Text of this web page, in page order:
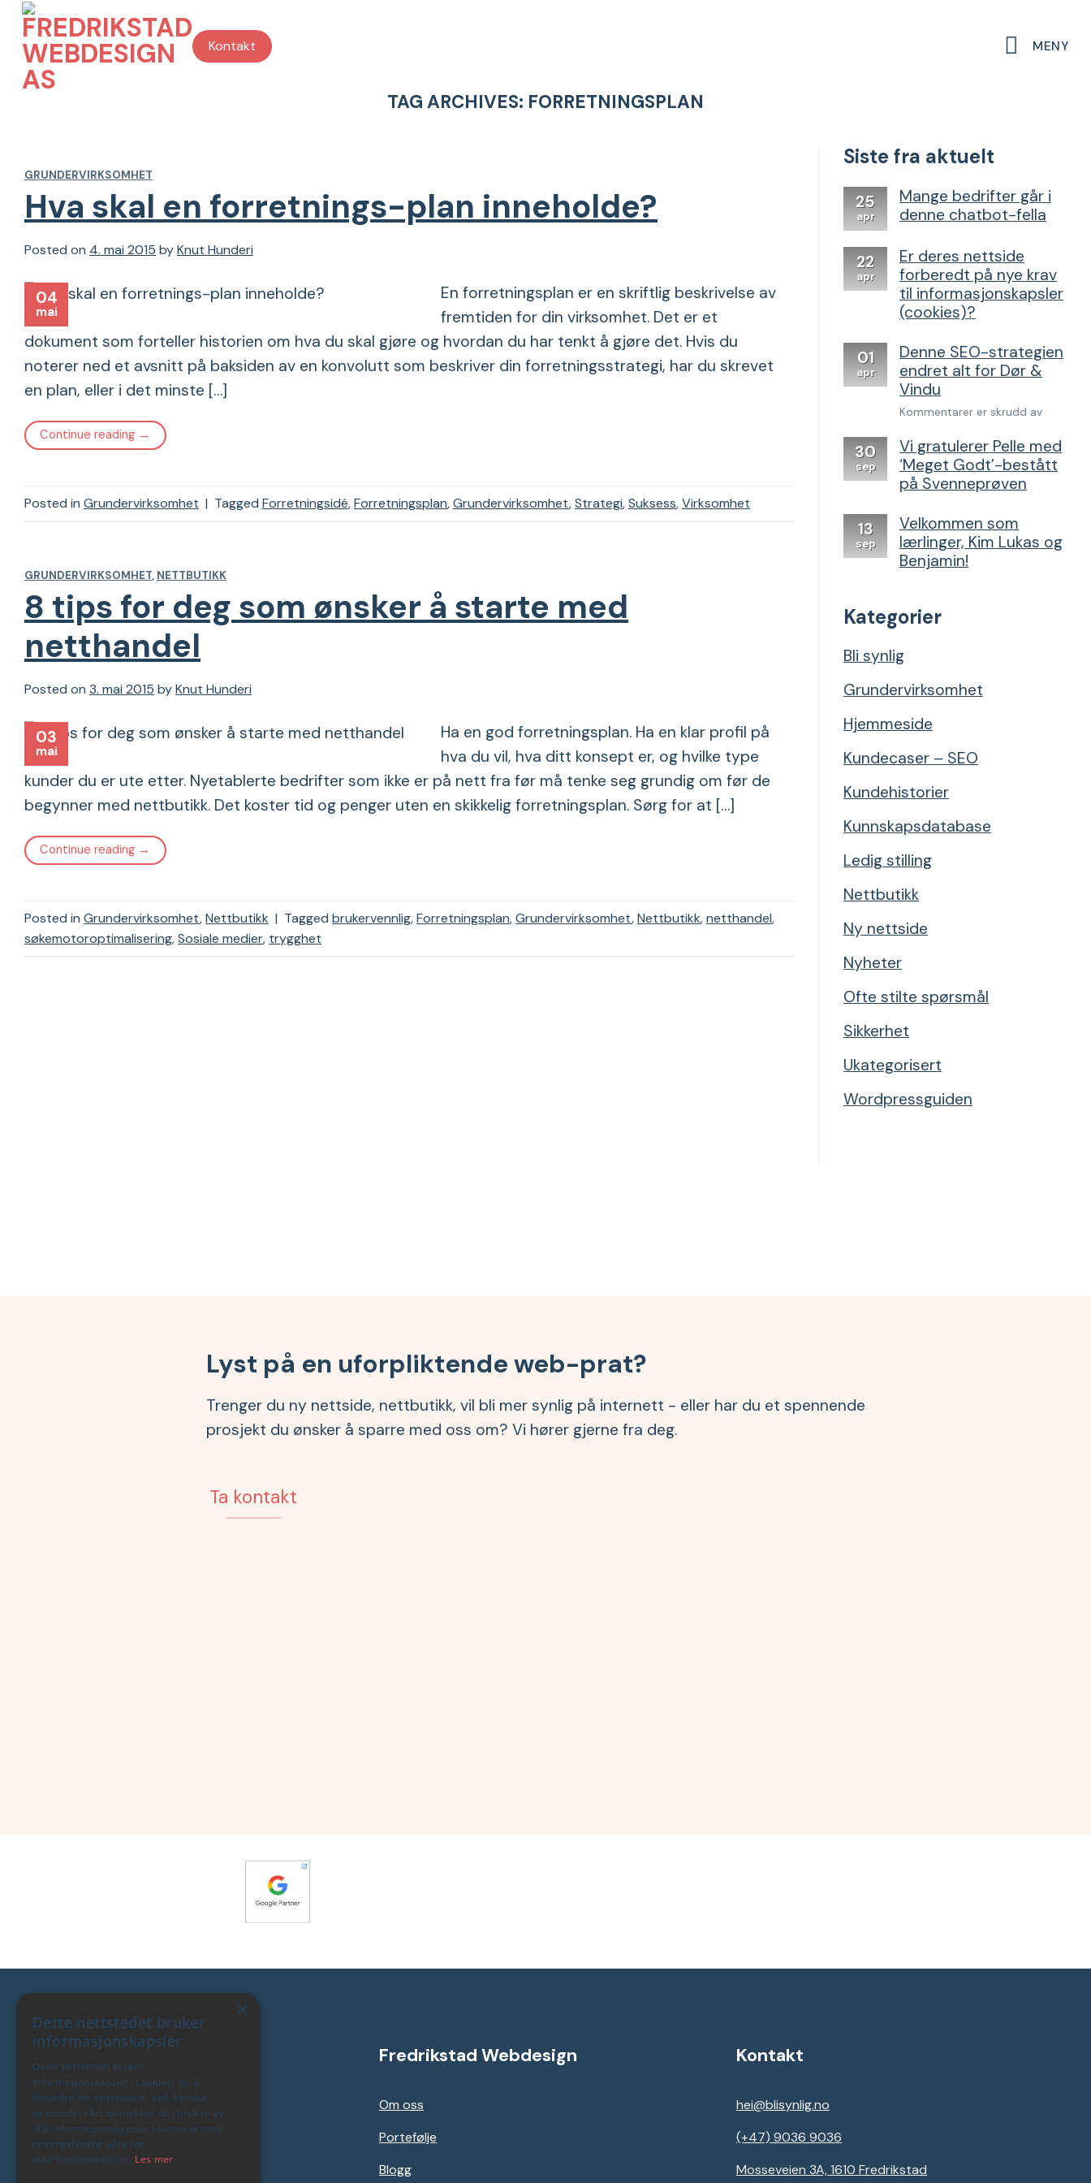
Skip
content
Kontakt MENY
TAG ARCHIVES: FORRETNINGSPLAN
GRUNDERVIRKSOMHET
Hva skal en forretnings-plan inneholde?
Posted on 4. mai 2015 byKnut Hunderi
04
mai
En forretningsplan er en skriftlig beskrivelse av
fremtiden for din virksomhet. Det er et
dokument som forteller historien om hva du skal gjøre og hvordan du har tenkt å gjøre det. Hvis du
noterer ned et avsnitt på baksiden av en konvolutt som beskriver din forretningsstrategi, har du skrevet
en plan, eller i det minste […]
Continue reading →
Posted in Grundervirksomhet | Tagged Forretningsidé,Forretningsplan,Grundervirksomhet,Strategi,Suksess,Virksomhet
GRUNDERVIRKSOMHET, NETTBUTIKK
8 tips for deg som ønsker å starte med
netthandel
Posted on 3. mai 2015 byKnut Hunderi
03
mai
Ha en god forretningsplan. Ha en klar profil på
hva du vil, hva ditt konsept er, og hvilke type
kunder du er ute etter. Nyetablerte bedrifter som ikke er på nett fra før må tenke seg grundig om før de
begynner med nettbutikk. Det koster tid og penger uten en skikkelig forretningsplan. Sørg for at […]
Continue reading →
Posted in Grundervirksomhet,Nettbutikk | Tagged brukervennlig,Forretningsplan,Grundervirksomhet,Nettbutikk,netthandel,
søkemotoroptimalisering,Sosiale medier, trygghet
Siste fra aktuelt
25
apr
Mange bedrifter går i
denne chatbot-fella
22
apr
Er deres nettside
forberedt på nye krav
til informasjonskapsler
(cookies)?
01
apr
Denne SEO-strategien
endret alt for Dør &
Vindu
Kommentarer er skrudd avfor
SEO-
&
30
sep
Vi gratulerer Pelle med
‘Meget Godt’-bestått
på Svenneprøven
13
sep
Velkommen som
lærlinger, Kim Lukas og
Benjamin!
Kategorier
Bli synlig
Grundervirksomhet
Hjemmeside
Kundecaser – SEO
Kundehistorier
Kunnskapsdatabase
Ledig stilling
Nettbutikk
Ny nettside
Nyheter
Ofte stilte spørsmål
Sikkerhet
Ukategorisert
Wordpressguiden
Lyst på en uforpliktende web-prat?
Trenger du ny nettside, nettbutikk, vil bli mer synlig på internett - eller har du et spennende
prosjekt du ønsker å sparre med oss om? Vi hører gjerne fra deg.
Ta kontakt
Våre tjenester
Ny nettside
Ny nettbutikk
Digital markedsføring
Fredrikstad Webdesign
Om oss
Portefølje
Blogg
Kontakt
hei@blisynlig.no
(+47) 9036 9036
Mosseveien 3A, 1610 Fredrikstad
×
Dette nettstedet bruker
informasjonskapsler
Dette nettstedet bruker
informasjonskapsler (cookies) for å
forbedre din opplevelse. Ved å bruke
nettstedet vårt samtykker du i bruken av
alle informasjonskapsler i samsvar med
retningslinjene våre for
informasjonskapsler. Les mer